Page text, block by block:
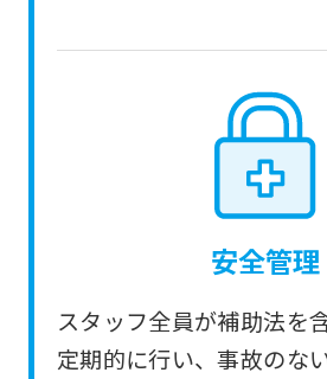
安全管理
スタッフ全員が補助法を
定期的に行い、事故のな